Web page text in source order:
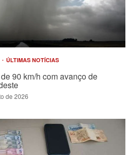
ÚLTIMAS NOTÍCIAS
90 km/h com avanço de
de 2026